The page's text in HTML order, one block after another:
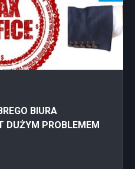
BIURA
DUŻYM PROBLEMEM